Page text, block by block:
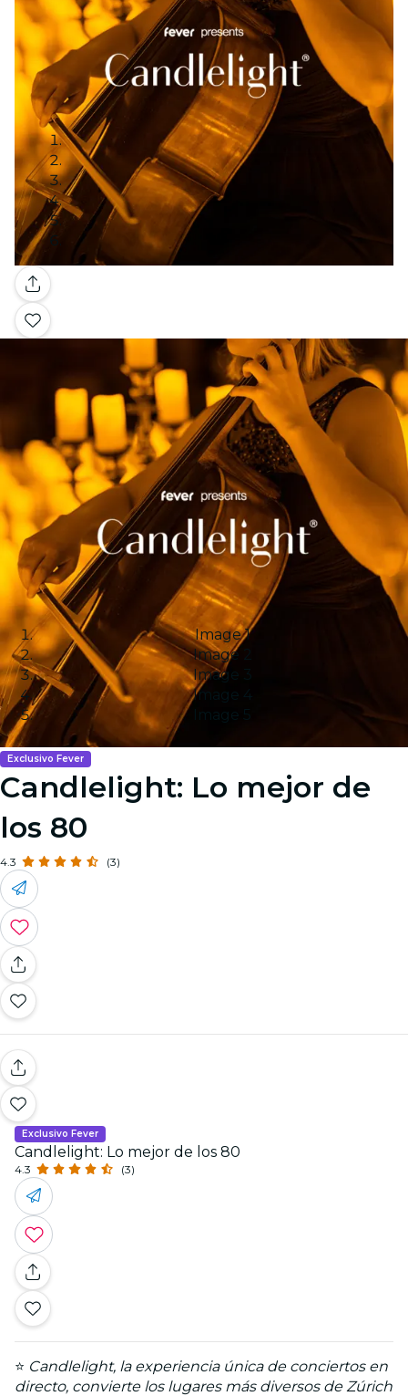
Galería
Image 1
Image 2
Image 3
Image 4
Image 5
Exclusivo Fever
Candlelight: Lo mejor de
los 80
4.3 (3)
Exclusivo Fever
Candlelight: Lo mejor de los 80
4.3 (3)
⭐ Candlelight, la experiencia única de conciertos en
directo, convierte los lugares más diversos de Zúrich